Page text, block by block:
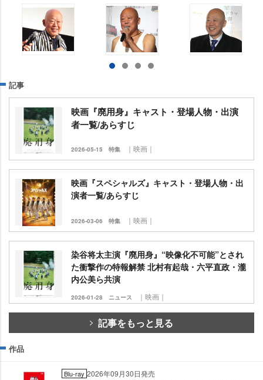
記事
映画『廃用身』キャスト・登場人物・出演
者一覧/あらすじ
2026-05-15 特集 ｜映画｜
映画『スペシャルズ』キャスト・登場人物・出
演者一覧/あらすじ
2026-03-06 特集 ｜映画｜
染谷将太主演『廃用身』“映像化不可能”とされ
た衝撃作の特報解禁 北村有起哉・六平直政・瀧
内公美ら共演
2026-01-28 ニュース ｜映画｜
記事をもっと見る
作品
Blu-ray 2026年09月30日発売